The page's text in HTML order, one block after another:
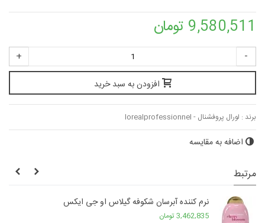
9,580,511 تومان
-
+
افزودن به سبد خرید
برند : لورال پروفشنال - lorealprofessionnel
اضافه به مقایسه
مرتبط
نرم کننده آبرسان شکوفه گیلاس او جی ایکس
3,462,835 تومان